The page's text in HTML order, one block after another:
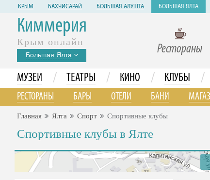
КРЫМ БАХЧИСАРАЙ БОЛЬШАЯ АЛУШТА БОЛЬШАЯ ЯЛТА
Киммерия
Крым онлайн
Большая Ялта Рестораны
МУЗЕИ / ТЕАТРЫ / КИНО / КЛУБЫ /
РЕСТОРАНЫ БАРЫ ОТЕЛИ БАНИ
Главная Ялта Спорт Спортивные клубы
Спортивные клубы в Ялте